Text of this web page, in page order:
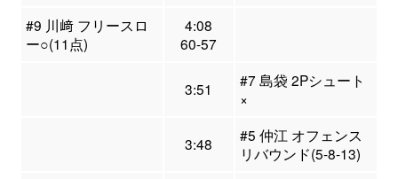
#9 川﨑 フリースロ
ー○(11点)
4:08
60-57
3:51
#7 島袋 2Pシュート
×
3:48
#5 仲江 オフェンス
リバウンド(5-8-13)